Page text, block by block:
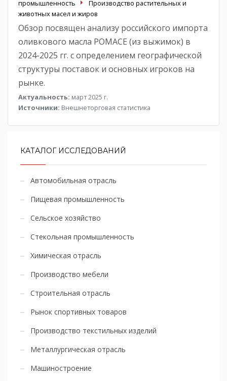
промышленность
Производство растительных и
животных масел и жиров
Обзор посвящен анализу российского импорта
оливкового масла POMACE (из выжимок) в
2024-2025 гг. с определением географической
структуры поставок и основных игроков на
рынке.
Актуальность: март 2025 г.
Источники: Внешнеторговая статистика
КАТАЛОГ ИССЛЕДОВАНИЙ
Автомобильная отрасль
Пищевая промышленность
Сельское хозяйство
Стекольная промышленность
Химическая отрасль
Производство мебели
Строительная отрасль
Рынок спортивных товаров
Производство текстильных изделий
Металлургическая отрасль
Машиностроение